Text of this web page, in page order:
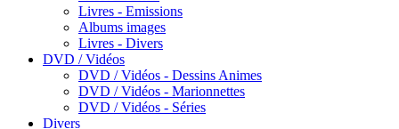
Livres - Emissions
Albums images
Livres - Divers
DVD / Vidéos
DVD / Vidéos - Dessins Animes
DVD / Vidéos - Marionnettes
DVD / Vidéos - Séries
Divers